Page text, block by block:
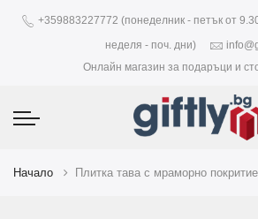
+359883227772 (понеделник - петък от
неделя - поч. дни)
Онлайн магазин за подаръци и
Начало Плитка тава с мраморно